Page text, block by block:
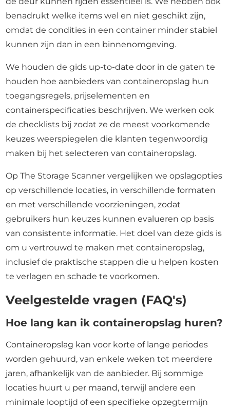
benadrukt welke items wel en niet geschikt zijn,
omdat de condities in een container minder stabiel
kunnen zijn dan in een binnenomgeving.
We houden de gids up-to-date door in de gaten te
houden hoe aanbieders van containeropslag hun
toegangsregels, prijselementen en
containerspecificaties beschrijven. We werken ook
de checklists bij zodat ze de meest voorkomende
keuzes weerspiegelen die klanten tegenwoordig
maken bij het selecteren van containeropslag.
Op The Storage Scanner vergelijken we opslagopties
op verschillende locaties, in verschillende formaten
en met verschillende voorzieningen, zodat
gebruikers hun keuzes kunnen evalueren op basis
van consistente informatie. Het doel van deze gids is
om u vertrouwd te maken met containeropslag,
inclusief de praktische stappen die u helpen kosten
te verlagen en schade te voorkomen.
Veelgestelde vragen (FAQ's)
Hoe lang kan ik containeropslag huren?
Containeropslag kan voor korte of lange periodes
worden gehuurd, van enkele weken tot meerdere
jaren, afhankelijk van de aanbieder. Bij sommige
locaties huurt u per maand, terwijl andere een
minimale looptijd of een specifieke opzegtermijn